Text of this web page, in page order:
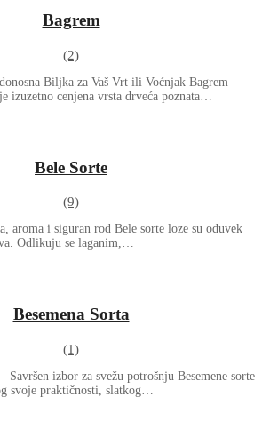
Bagrem
(2)
Biljka za Vaš Vrt ili Voćnjak Bagrem
izuzetno cenjena vrsta drveća poznata…
Bele Sorte
(9)
aroma i siguran rod Bele sorte loze su oduvek
Odlikuju se laganim,…
Besemena Sorta
(1)
Savršen izbor za svežu potrošnju Besemene sorte
svoje praktičnosti, slatkog…